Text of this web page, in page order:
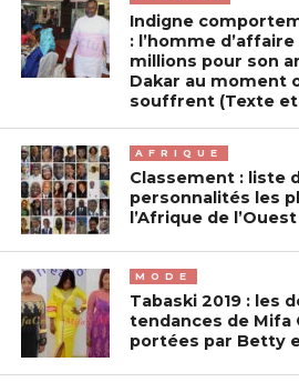
Indigne
: l’homme
millions pour son
Dakar au moment
souffrent (Texte
AFRIQUE
Classement : liste
personnalités les
l’Afrique de l’Ouest
MODE
Tabaski 2019 : les
tendances de Mifa
portées par Betty